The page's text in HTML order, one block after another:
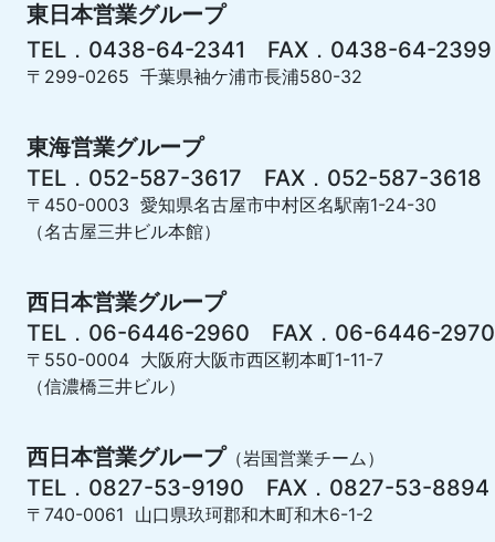
東日本営業グループ
TEL．0438-64-2341 FAX．0438-64-2399
〒299-0265 千葉県袖ケ浦市長浦580-32
東海営業グループ
TEL．052-587-3617 FAX．052-587-3618
〒450-0003 愛知県名古屋市中村区名駅南1-24-30
（名古屋三井ビル本館）
西日本営業グループ
TEL．06-6446-2960 FAX．06-6446-2970
〒550-0004 大阪府大阪市西区靭本町1-11-7
（信濃橋三井ビル）
西日本営業グループ （岩国営業チーム）
TEL．0827-53-9190 FAX．0827-53-8894
〒740-0061 山口県玖珂郡和木町和木6-1-2